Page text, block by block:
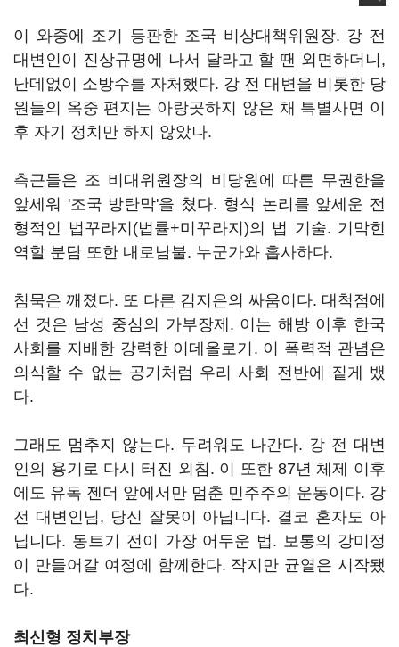
이 와중에 조기 등판한 조국 비상대책위원장. 강 전
대변인이 진상규명에 나서 달라고 할 땐 외면하더니,
난데없이 소방수를 자처했다. 강 전 대변을 비롯한 당
원들의 옥중 편지는 아랑곳하지 않은 채 특별사면 이
후 자기 정치만 하지 않았나.
측근들은 조 비대위원장의 비당원에 따른 무권한을
앞세워 '조국 방탄막'을 쳤다. 형식 논리를 앞세운 전
형적인 법꾸라지(법률+미꾸라지)의 법 기술. 기막힌
역할 분담 또한 내로남불. 누군가와 흡사하다.
침묵은 깨졌다. 또 다른 김지은의 싸움이다. 대척점에
선 것은 남성 중심의 가부장제. 이는 해방 이후 한국
사회를 지배한 강력한 이데올로기. 이 폭력적 관념은
의식할 수 없는 공기처럼 우리 사회 전반에 짙게 뱄
다.
그래도 멈추지 않는다. 두려워도 나간다. 강 전 대변
인의 용기로 다시 터진 외침. 이 또한 87년 체제 이후
에도 유독 젠더 앞에서만 멈춘 민주주의 운동이다. 강
전 대변인님, 당신 잘못이 아닙니다. 결코 혼자도 아
닙니다. 동트기 전이 가장 어두운 법. 보통의 강미정
이 만들어갈 여정에 함께한다. 작지만 균열은 시작됐
다.
최신형 정치부장